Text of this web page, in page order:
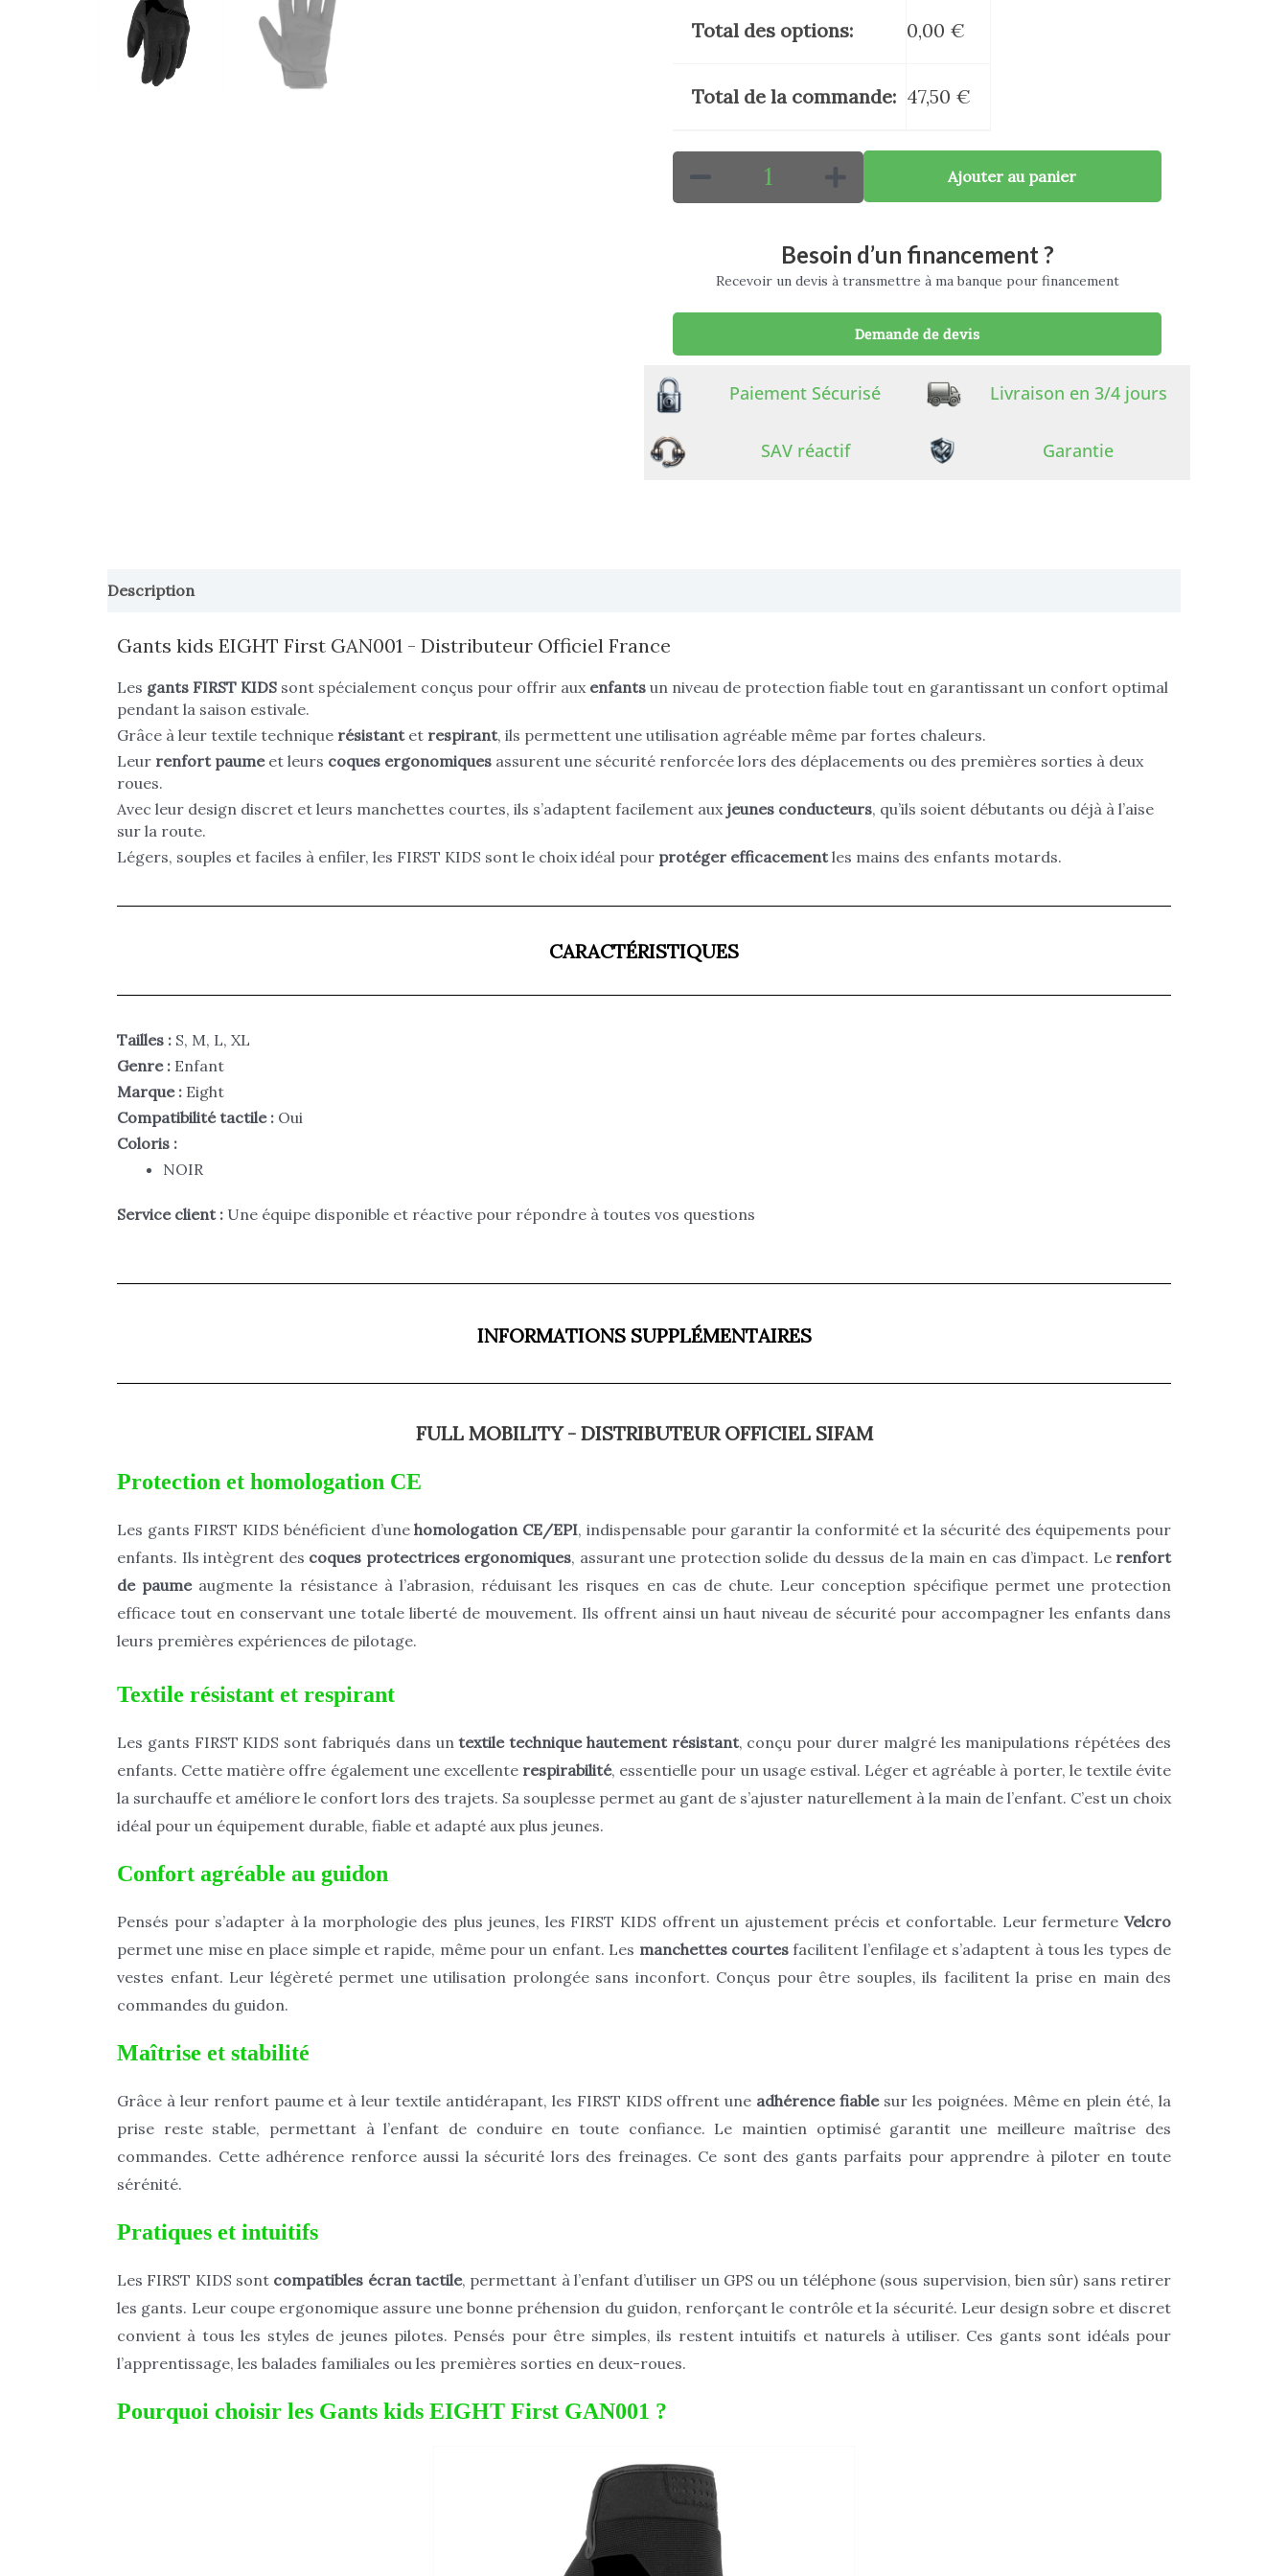
Total des options: 0,00 €
Total de la commande: 47,50 €
Ajouter au panier
Besoin d’un financement ?
Recevoir un devis à transmettre à ma banque pour financement
Demande de devis
Paiement Sécurisé Livraison en 3/4 jours
SAV réactif Garantie
Description
Gants kids EIGHT First GAN001 - Distributeur Officiel France
Les gants FIRST KIDS sont spécialement conçus pour offrir aux enfants un niveau de protection fiable tout en garantissant un confort optimal
pendant la saison estivale.
Grâce à leur textile technique résistantet respirant, ils permettent une utilisation agréable même par fortes chaleurs.
Leur renfort paumeet leurs coques ergonomiques assurent une sécurité renforcée lors des déplacements ou des premières sorties à deux
roues.
Avec leur design discret et leurs manchettes courtes, ils s’adaptent facilement aux jeunes conducteurs, qu’ils soient débutants ou déjà à l’aise
sur la route.
Légers, souples et faciles à enfiler, les FIRST KIDS sont le choix idéal pour protéger efficacementles mains des enfants motards.
CARACTÉRISTIQUES
Tailles : S, M, L, XL
Genre : Enfant
Marque : Eight
Compatibilité tactile : Oui
Coloris :
NOIR
Service client : Une équipe disponible et réactive pour répondre à toutes vos questions
INFORMATIONS SUPPLÉMENTAIRES
FULL MOBILITY - DISTRIBUTEUR OFFICIEL SIFAM
Protection et homologation CE
Les gants FIRST KIDS bénéficient d’unehomologation CE/EPI, indispensable pour garantir la conformité et la sécurité des équipements pour
enfants. Ils intègrent des coques protectrices ergonomiques, assurant une protection solide du dessus de la main en cas d’impact. Le renfort
de paumeaugmente la résistance à l’abrasion, réduisant les risques en cas de chute. Leur conception spécifique permet une protection
efficace tout en conservant une totale liberté de mouvement. Ils offrent ainsi un haut niveau de sécurité pour accompagner les enfants dans
leurs premières expériences de pilotage.
Textile résistant et respirant
Les gants FIRST KIDS sont fabriqués dans untextile technique hautement résistant, conçu pour durer malgré les manipulations répétées des
enfants. Cette matière offre également une excellente respirabilité, essentielle pour un usage estival. Léger et agréable à porter, le textile évite
la surchauffe et améliore le confort lors des trajets. Sa souplesse permet au gant de s’ajuster naturellement à la main de l’enfant. C’est un choix
idéal pour un équipement durable, fiable et adapté aux plus jeunes.
Confort agréable au guidon
Pensés pour s’adapter à la morphologie des plus jeunes, les FIRST KIDS offrent un ajustement précis et confortable. Leur fermeture Velcro
permet une mise en place simple et rapide, même pour un enfant. Les manchettes courtesfacilitent l’enfilage et s’adaptent à tous les types de
vestes enfant. Leur légèreté permet une utilisation prolongée sans inconfort. Conçus pour être souples, ils facilitent la prise en main des
commandes du guidon.
Maîtrise et stabilité
Grâce à leur renfort paume et à leur textile antidérapant, les FIRST KIDS offrent une adhérence fiablesur les poignées. Même en plein été, la
prise reste stable, permettant à l’enfant de conduire en toute confiance. Le maintien optimisé garantit une meilleure maîtrise des
commandes. Cette adhérence renforce aussi la sécurité lors des freinages. Ce sont des gants parfaits pour apprendre à piloter en toute
sérénité.
Pratiques et intuitifs
Les FIRST KIDS sont compatibles écran tactile, permettant à l’enfant d’utiliser un GPS ou un téléphone (sous supervision, bien sûr) sans retirer
les gants. Leur coupe ergonomique assure une bonne préhension du guidon, renforçant le contrôle et la sécurité. Leur design sobre et discret
convient à tous les styles de jeunes pilotes. Pensés pour être simples, ils restent intuitifs et naturels à utiliser. Ces gants sont idéals pour
l’apprentissage, les balades familiales ou les premières sorties en deux-roues.
Pourquoi choisir les Gants kids EIGHT First GAN001 ?